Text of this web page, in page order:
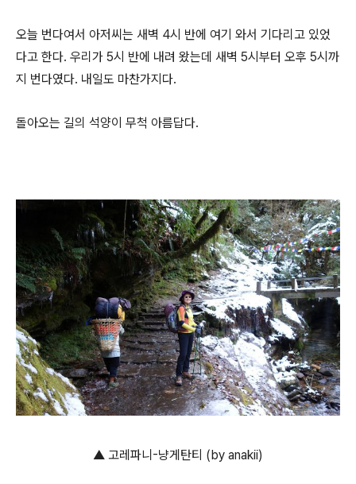
오늘 번다여서 아저씨는 새벽 4시 반에 여기 와서 기다리고 있었
다고 한다. 우리가 5시 반에 내려 왔는데 새벽 5시부터 오후 5시까
지 번다였다. 내일도 마찬가지다.
돌아오는 길의 석양이 무척 아름답다.
▲ 고레파니-냥게탄티 (by anakii)